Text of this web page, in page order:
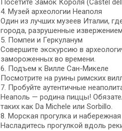
Посетите Замок Короля (Castel
4. Музей археологии Неаполя
Один из лучших музеев Италии,
города, разрушенные
5. Помпеи и Геркуланум
Совершите экскурсию в
замороженных во времени.
6. Подъем к Вилле Сан-Микеле
Посмотрите на руины римских
7. Пробуйте аутентичные
Неаполь — родина пиццы!
таких как Da Michele или Sorbillo.
8. Морская прогулка и набережная
Насладитесь прогулкой вдоль